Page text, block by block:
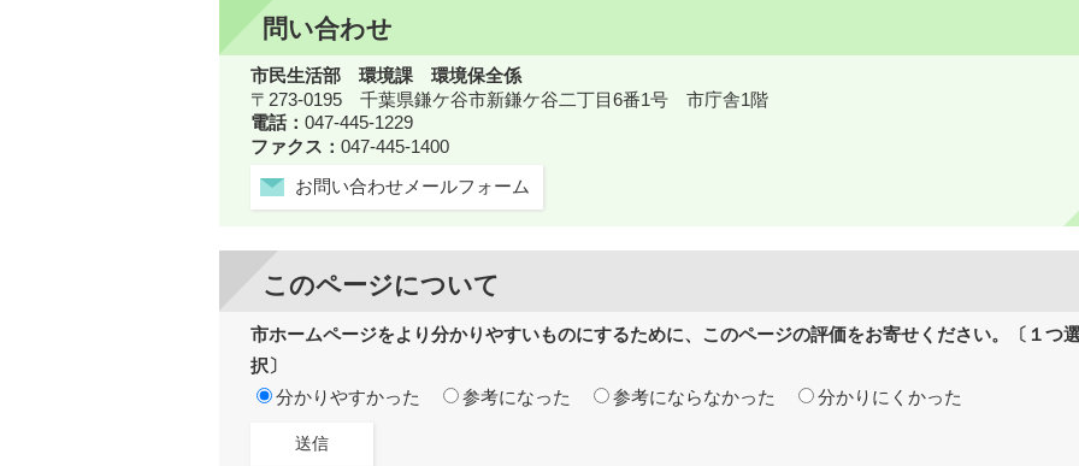
問い合わせ
市民生活部 環境課 環境保全係
〒273-0195 千葉県鎌ケ谷市新鎌ケ谷二丁目6番1号 市庁舎1階
電話： 047-445-1229
ファクス： 047-445-1400
お問い合わせメールフォーム
このページについて
市ホームページをより分かりやすいものにするために、このページの評価をお寄せください。〔１つ
択〕
分かりやすかった
参考になった 参考にならなかった 分かりにくかった